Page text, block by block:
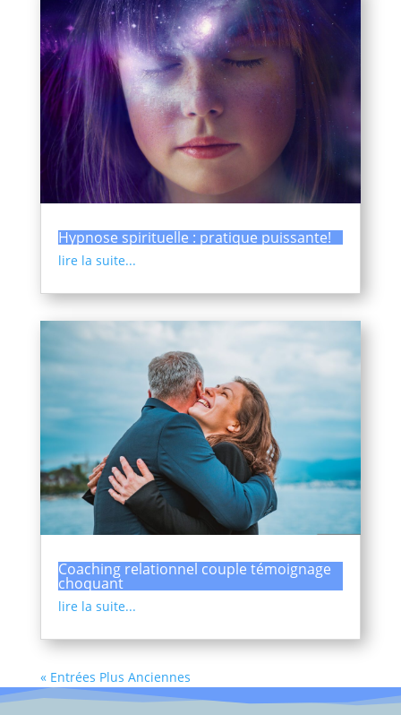
Hypnose spirituelle : pratique puissante!
lire la suite...
Coaching relationnel couple témoignage
choquant
lire la suite...
« Entrées Plus Anciennes